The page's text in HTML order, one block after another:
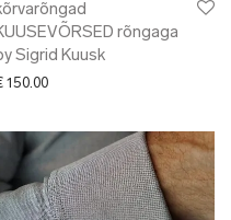
rõngaga
Sigrid Kuusk
150.00